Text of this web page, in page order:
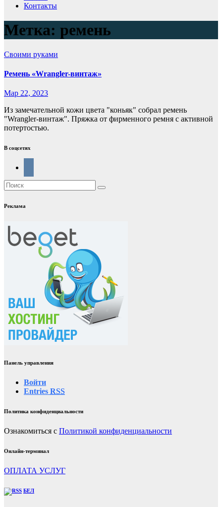
Контакты
Метка: ремень
Своими руками
Ремень «Wrangler-винтаж»
Мар 22, 2023
Из замечательной кожи цвета "коньяк" собрал ремень
"Wrangler-винтаж". Пряжка от фирменного ремня с активной
потертостью.
В соцсетях
Реклама
Панель управления
Войти
Entries RSS
Политика конфиденциальности
Ознакомиться с Политикой конфиденциальности
Онлайн-терминал
ОПЛАТА УСЛУГ
БЕЛ